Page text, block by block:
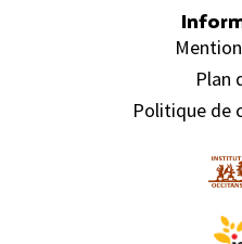
Plan
Politique de